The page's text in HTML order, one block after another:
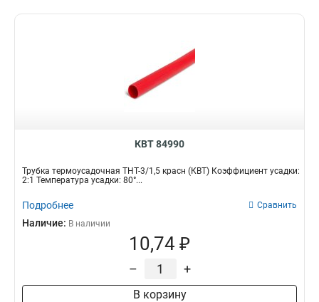
КВТ 84990
Трубка термоусадочная ТНТ-3/1,5 красн (КВТ) Коэффициент усадки:
2:1 Температура усадки: 80°...
Подробнее Сравнить
Наличие: В наличии
10,74 ₽
– +
В корзину